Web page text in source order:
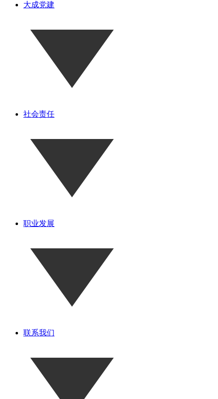
大成党建
社会责任
职业发展
联系我们